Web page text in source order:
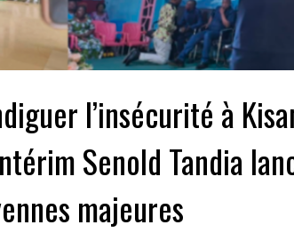
l’insécurité à
Senold Tandia
majeures